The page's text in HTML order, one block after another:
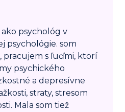
psychológ v
psychológie. som
pracujem s ľuďmi, ktorí
psychického
a depresívne
straty, stresom
Mala som tiež